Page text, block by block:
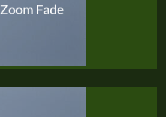
Zoom Fade